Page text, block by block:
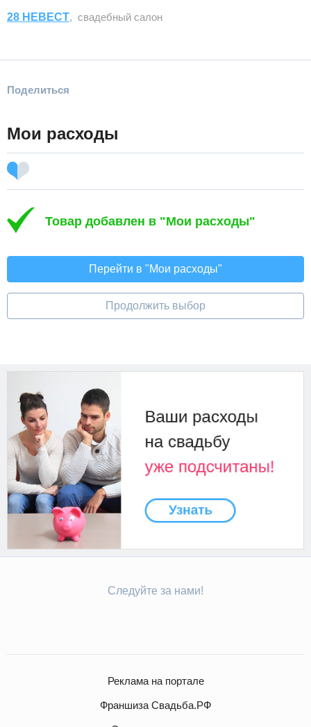
28 НЕВЕСТ, свадебный салон
Поделиться
Мои расходы
Товар добавлен в "Мои расходы"
Перейти в "Мои расходы"
Продолжить выбор
Следуйте за нами!
Реклама на портале
Франшиза Свадьба.РФ